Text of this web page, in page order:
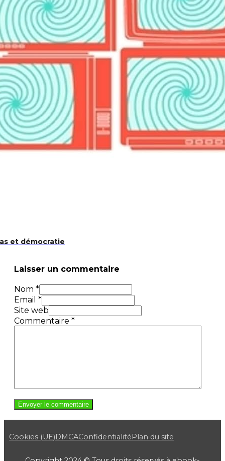
et démocratie
Laisser un commentaire
Nom *
Email *
Site web
Commentaire *
Cookies (UE)DMCAConfidentialitéPlan du site